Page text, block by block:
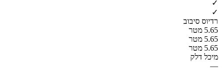
✓
✓
רדיוס סיבוב
5.65 מטר
5.65 מטר
5.65 מטר
מיכל דלק
—